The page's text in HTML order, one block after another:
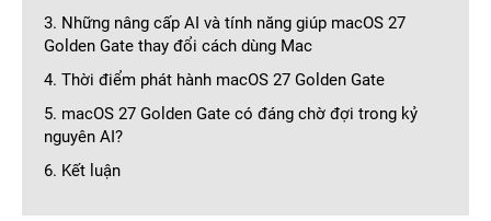
3. Những nâng cấp AI và tính năng giúp macOS 27
Golden Gate thay đổi cách dùng Mac
4. Thời điểm phát hành macOS 27 Golden Gate
5. macOS 27 Golden Gate có đáng chờ đợi trong kỷ
nguyên AI?
6. Kết luận